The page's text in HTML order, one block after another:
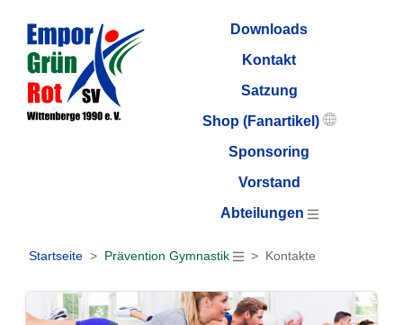
Downloads
Kontakt
Satzung
Shop (Fanartikel)
Sponsoring
Vorstand
Abteilungen
Startseite Prävention Gymnastik Kontakte